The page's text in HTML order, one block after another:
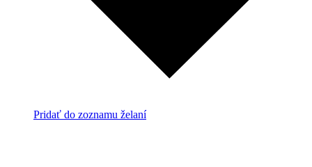
Pridať do zoznamu želaní